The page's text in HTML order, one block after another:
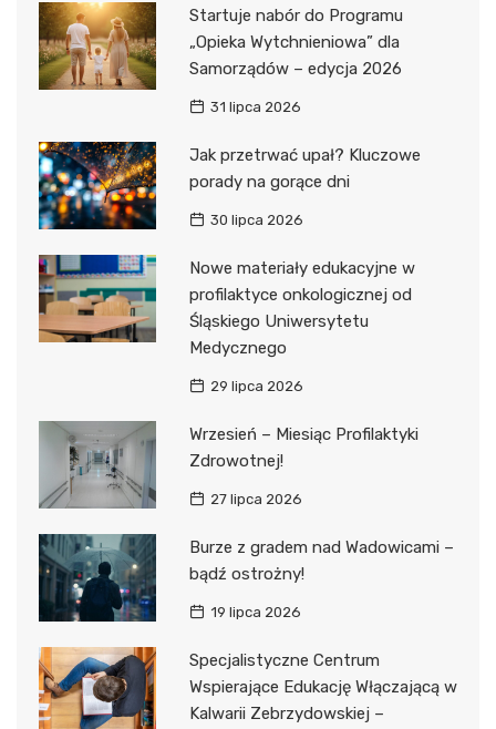
Startuje nabór do Programu
„Opieka Wytchnieniowa” dla
Samorządów – edycja 2026
31 lipca 2026
Jak przetrwać upał? Kluczowe
porady na gorące dni
30 lipca 2026
Nowe materiały edukacyjne w
profilaktyce onkologicznej od
Śląskiego Uniwersytetu
Medycznego
29 lipca 2026
Wrzesień – Miesiąc Profilaktyki
Zdrowotnej!
27 lipca 2026
Burze z gradem nad Wadowicami –
bądź ostrożny!
19 lipca 2026
Specjalistyczne Centrum
Wspierające Edukację Włączającą w
Kalwarii Zebrzydowskiej –